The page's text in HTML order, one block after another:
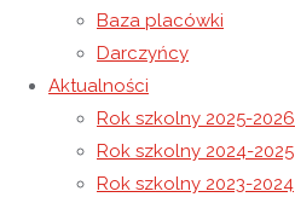
Baza placówki
Darczyńcy
Aktualności
Rok szkolny 2025-2026
Rok szkolny 2024-2025
Rok szkolny 2023-2024
18 listopada 20207 września 2022
Strona główna Niewidoczne
powrotu do zajęć stacjonarnych